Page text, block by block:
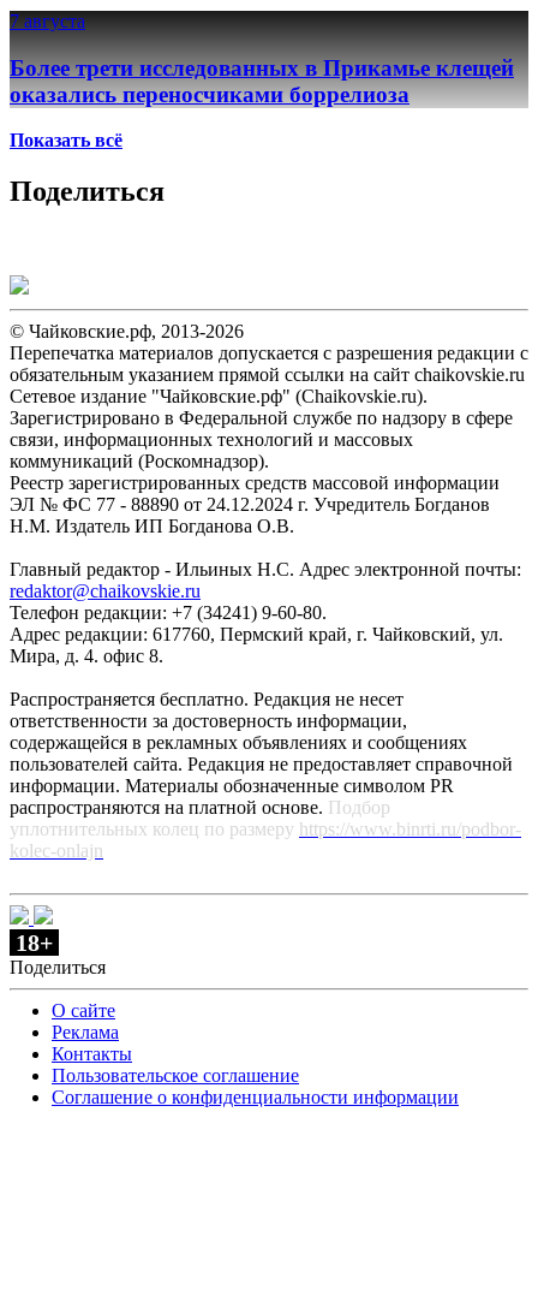
7 августа
Более трети исследованных в Прикамье клещей
оказались переносчиками боррелиоза
Показать всё
Поделиться
© Чайковские.рф, 2013-2026
Перепечатка материалов допускается с разрешения редакции с
обязательным указанием прямой ссылки на сайт chaikovskie.ru
Сетевое издание "Чайковские.рф" (Chaikovskie.ru).
Зарегистрировано в Федеральной службе по надзору в сфере
связи, информационных технологий и массовых
коммуникаций (Роскомнадзор).
Реестр зарегистрированных средств массовой информации
ЭЛ № ФС 77 - 88890 от 24.12.2024 г. Учредитель Богданов
Н.М. Издатель ИП Богданова О.В.
Главный редактор - Ильиных Н.С. Адрес электронной почты:
redaktor@chaikovskie.ru
Телефон редакции: +7 (34241) 9-60-80.
Адрес редакции: 617760, Пермский край, г. Чайковский, ул.
Мира, д. 4. офис 8.
Распространяется бесплатно. Редакция не несет
ответственности за достоверность информации,
содержащейся в рекламных объявлениях и сообщениях
пользователей сайта. Редакция не предоставляет справочной
информации. Материалы обозначенные символом PR
распространяются на платной основе. Подбор
уплотнительных колец по размеру https://www.binrti.ru/podbor-
kolec-onlajn
18+
Поделиться
О сайте
Реклама
Контакты
Пользовательское соглашение
Соглашение о конфиденциальности информации